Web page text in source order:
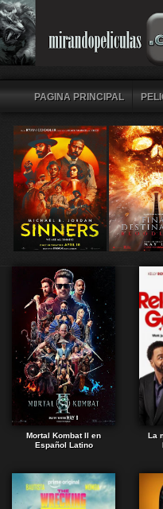
PAGINA PRINCIPAL
Mortal Kombat II en
Español Latino
La